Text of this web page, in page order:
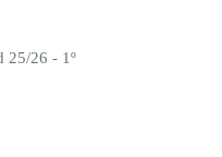
25/26 - 1º